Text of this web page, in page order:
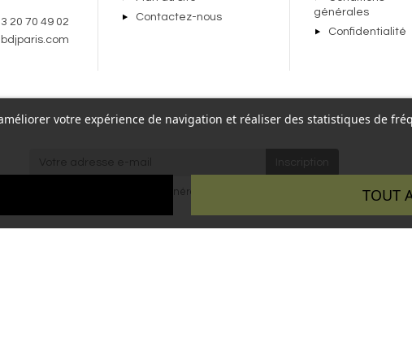
3 20 70 49 02
Contactez-nous
générales
Confidentialité
votre expérience de navigation et réaliser des statistiques de
TOUT
conditions générales